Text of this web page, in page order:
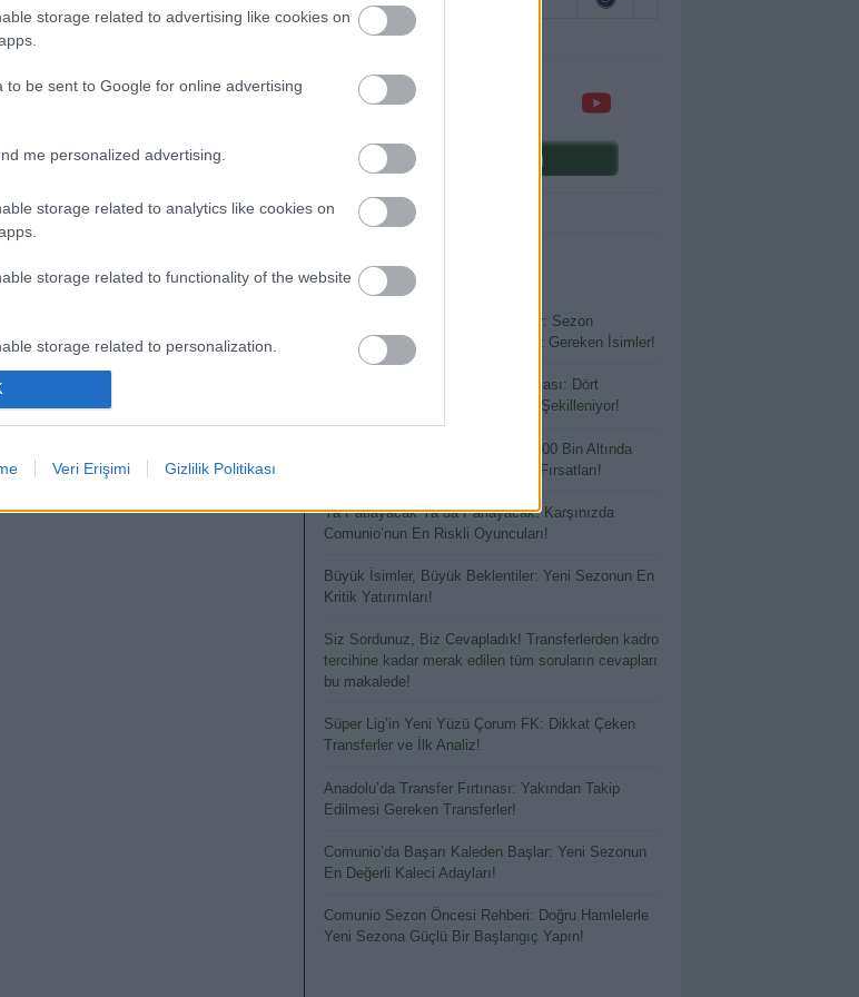
storage related to advertising like cookies on
to be sent to Google for online advertising
me personalized advertising.
storage related to analytics like cookies on
storage related to functionality of the website
storage related to personalization.
storage related to security, including
fraud prevention, and other user protection.
Veri Erişimi Gizlilik Politikası
Comunio oyna
EN YENİ YAZILAR
1 Milyon € Altında Büyük Fırsatlar: Sezon
Başlamadan Kadronuza Katmanız Gereken İsimler!
Yeni Sezon Öncesi Transfer Dosyası: Dört
Büyüklerden Anadolu’ya Kadrolar Şekilleniyor!
Düşük Bütçeyle Büyük Kazanç: 400 Bin Altında
Kaçırılmaması Gereken Transfer Fırsatları!
Ya Patlayacak Ya da Parlayacak: Karşınızda
Comunio’nun En Riskli Oyuncuları!
Büyük İsimler, Büyük Beklentiler: Yeni Sezonun En
Kritik Yatırımları!
Siz Sordunuz, Biz Cevapladık! Transferlerden kadro
tercihine kadar merak edilen tüm soruların cevapları
bu makalede!
Süper Lig’in Yeni Yüzü Çorum FK: Dikkat Çeken
Transferler ve İlk Analiz!
Anadolu’da Transfer Fırtınası: Yakından Takip
Edilmesi Gereken Transferler!
Comunio’da Başarı Kaleden Başlar: Yeni Sezonun
En Değerli Kaleci Adayları!
Comunio Sezon Öncesi Rehberi: Doğru Hamlelerle
Yeni Sezona Güçlü Bir Başlangıç Yapın!